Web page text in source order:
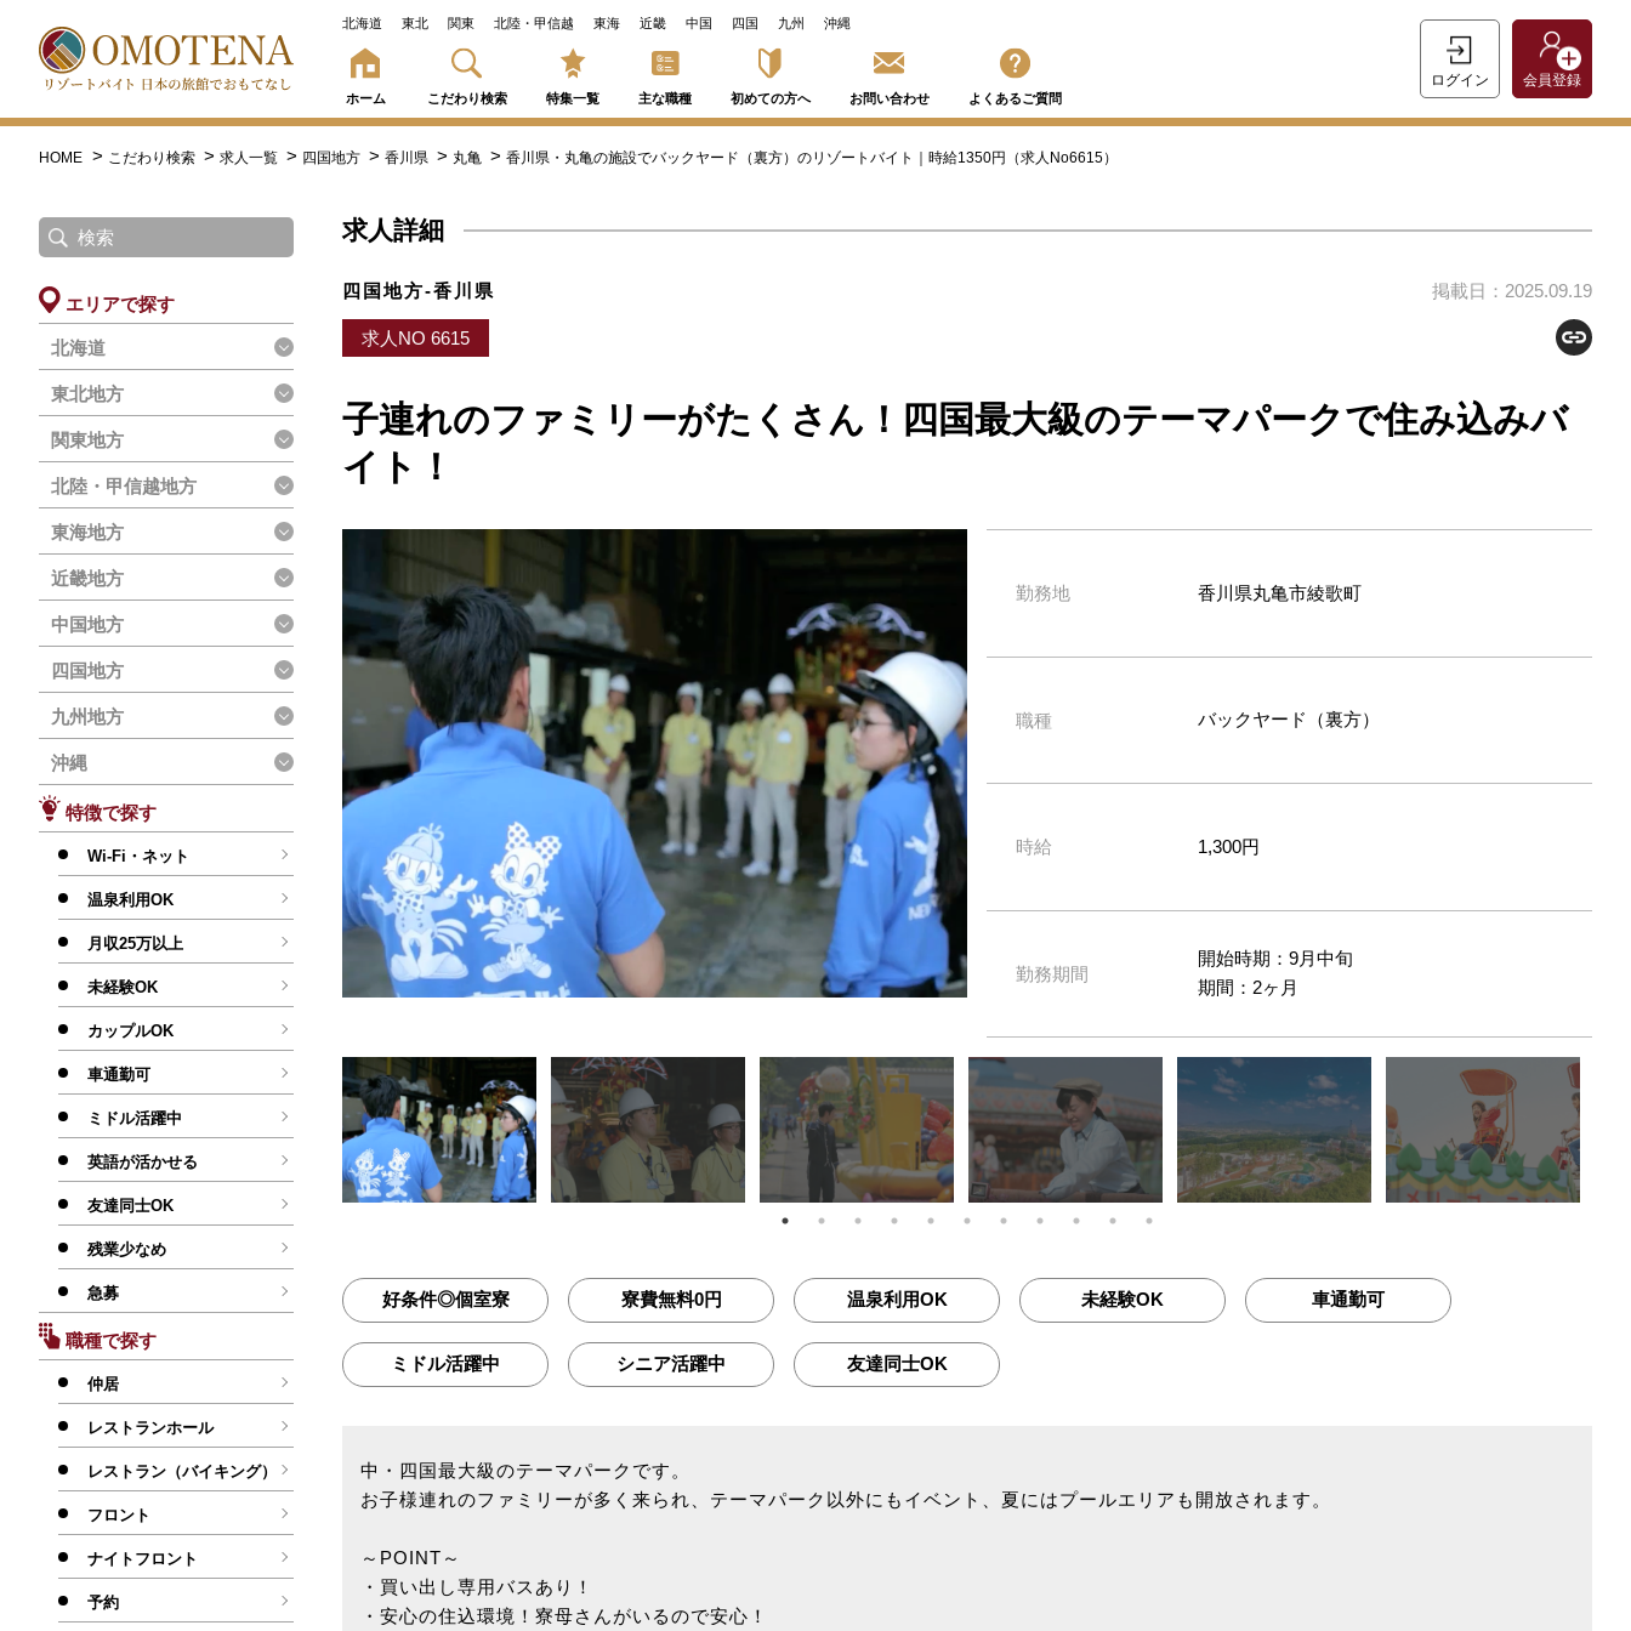
北海道 東北 関東 北陸・甲信越 東海 近畿 中国 四国 九州 沖縄
ホーム こだわり検索 特集一覧 主な職種 初めての方へ お問い合わせ よくあるご質問
ログイン 会員登録
HOME こだわり検索 求人一覧 四国地方 香川県 丸亀 香川県・丸亀の施設でバックヤード（裏方）のリゾートバイト｜時給1350円（求人No6615）
エリアで探す
北海道
東北地方
関東地方
北陸・甲信越地方
東海地方
近畿地方
中国地方
四国地方
九州地方
沖縄
特徴で探す
Wi-Fi・ネット
温泉利用OK
月収25万以上
未経験OK
カップルOK
車通勤可
ミドル活躍中
英語が活かせる
友達同士OK
残業少なめ
急募
職種で探す
仲居
レストランホール
レストラン（バイキング）
フロント
ナイトフロント
予約
求人詳細
四国地方-香川県 掲載日：2025.09.19
求人NO 6615
子連れのファミリーがたくさん！四国最大級のテーマパークで住み込みバ
イト！
勤務地 香川県丸亀市綾歌町
職種 バックヤード（裏方）
時給 1,300円
勤務期間
開始時期：9月中旬
期間：2ヶ月
好条件◎個室寮 寮費無料0円 温泉利用OK 未経験OK 車通勤可
ミドル活躍中 シニア活躍中 友達同士OK
中・四国最大級のテーマパークです。
お子様連れのファミリーが多く来られ、テーマパーク以外にもイベント、夏にはプールエリアも開放されます。
～POINT～
・買い出し専用バスあり！
・安心の住込環境！寮母さんがいるので安心！